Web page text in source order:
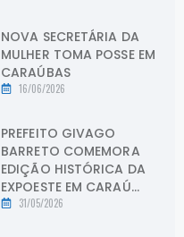
NOVA SECRETÁRIA DA
MULHER TOMA POSSE EM
CARAÚBAS
16/06/2026
PREFEITO GIVAGO
BARRETO COMEMORA
EDIÇÃO HISTÓRICA DA
EXPOESTE EM CARAÚ...
31/05/2026